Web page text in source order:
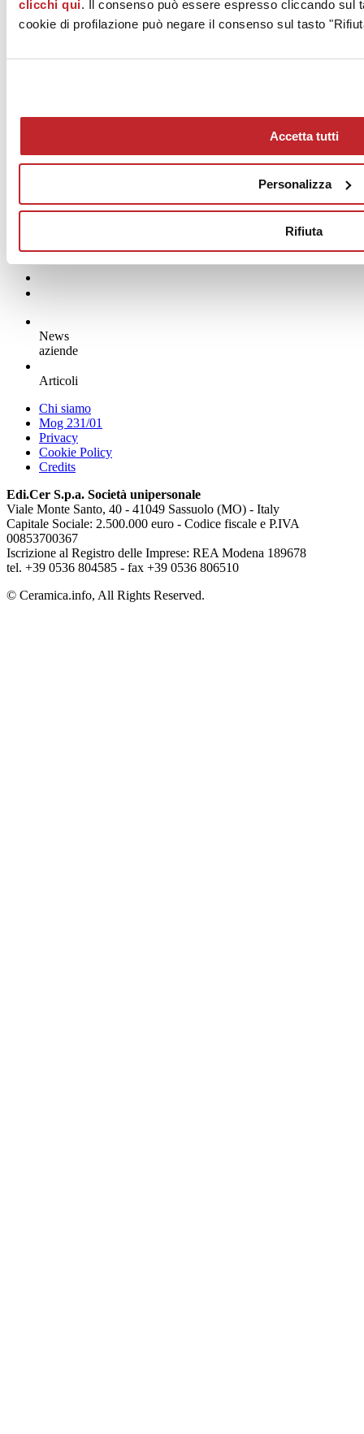
clicchi qui. Il consenso può essere espresso cliccando sul
cookie di profilazione può negare il consenso sul tasto
Accetta tutti
Personalizza
Rifiuta
News
aziende
Articoli
Chi siamo
Mog 231/01
Privacy
Cookie Policy
Credits
Edi.Cer S.p.a. Società unipersonale
Viale Monte Santo, 40 - 41049 Sassuolo (MO) - Italy
Capitale Sociale: 2.500.000 euro - Codice fiscale e P.IVA
00853700367
Iscrizione al Registro delle Imprese: REA Modena 189678
tel. +39 0536 804585 - fax +39 0536 806510
© Ceramica.info, All Rights Reserved.